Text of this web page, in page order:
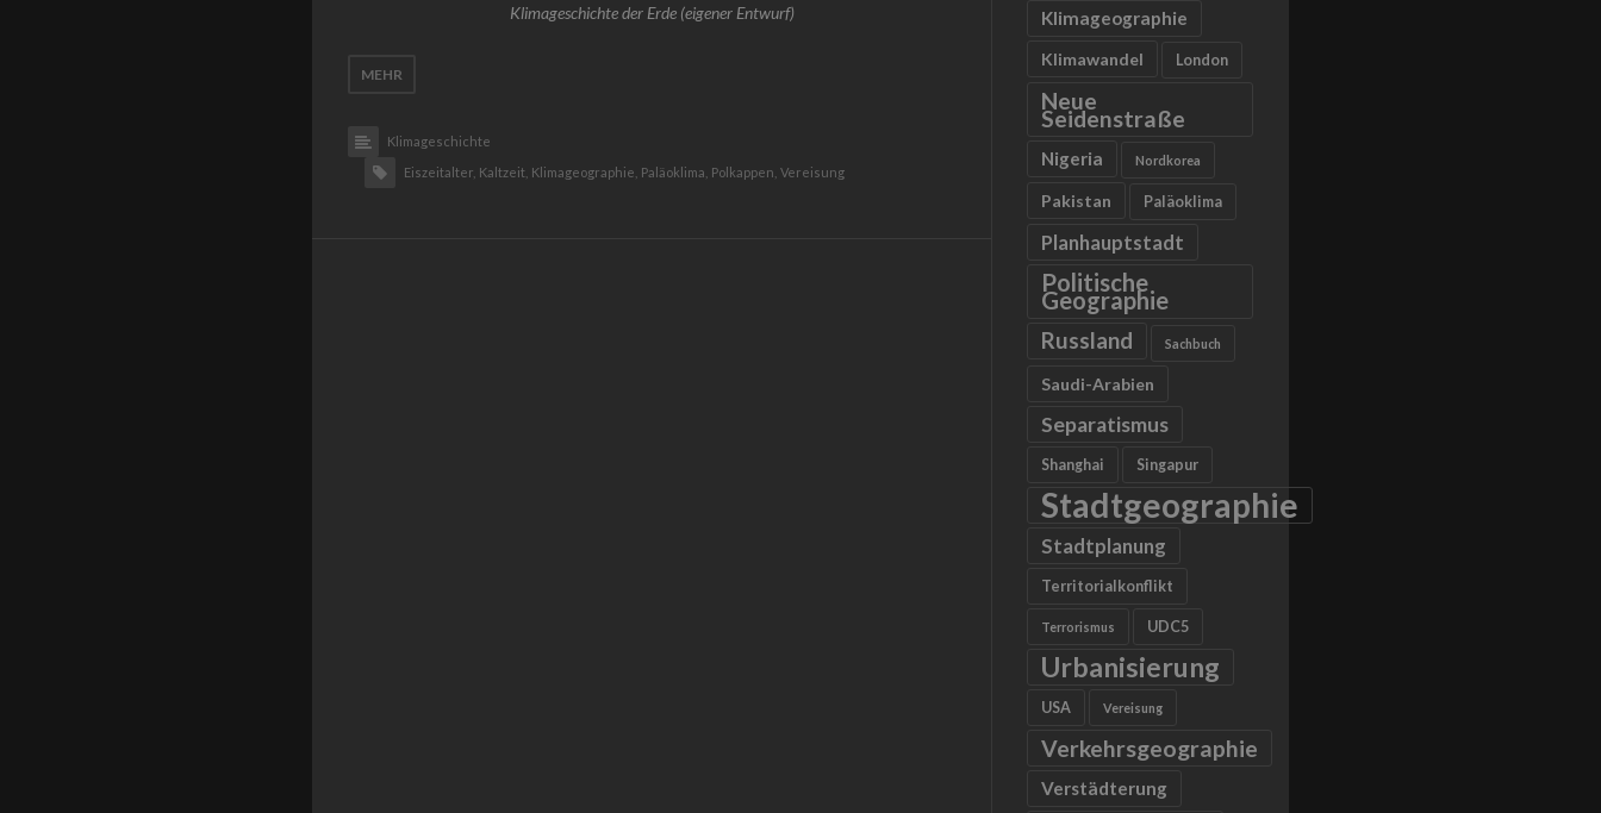
Klimageschichte der Erde(eigener Entwurf)
MEHR
Klimageschichte
Eiszeitalter, Kaltzeit, Klimageographie, Paläoklima, Polkappen, Vereisung
Klimageographie
Klimawandel London
Neue
Seidenstraße
Nigeria Nordkorea
Pakistan Paläoklima
Planhauptstadt
Politische
Geographie
Russland Sachbuch
Saudi-Arabien
Separatismus
Shanghai Singapur
Stadtgeographie
Stadtplanung
Territorialkonflikt
Terrorismus UDC5
Urbanisierung
USA Vereisung
Verkehrsgeographie
Verstädterung